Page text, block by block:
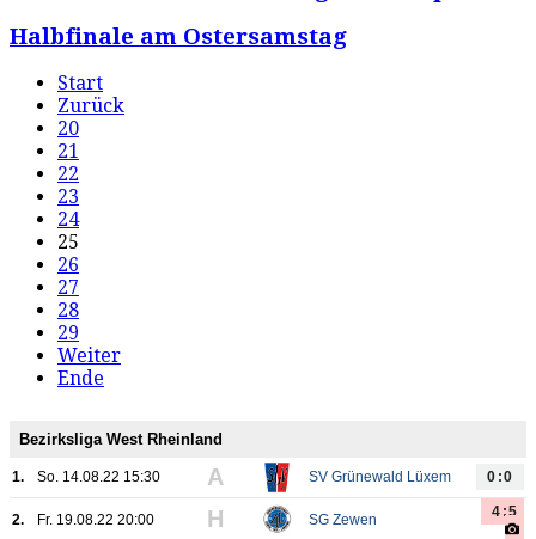
Halbfinale am Ostersamstag
Start
Zurück
20
21
22
23
24
25
26
27
28
29
Weiter
Ende
Bezirksliga West Rheinland
1. So. 14.08.22 15:30 A SV Grünewald Lüxem 0:0
2. Fr. 19.08.22 20:00 H SG Zewen 4:5